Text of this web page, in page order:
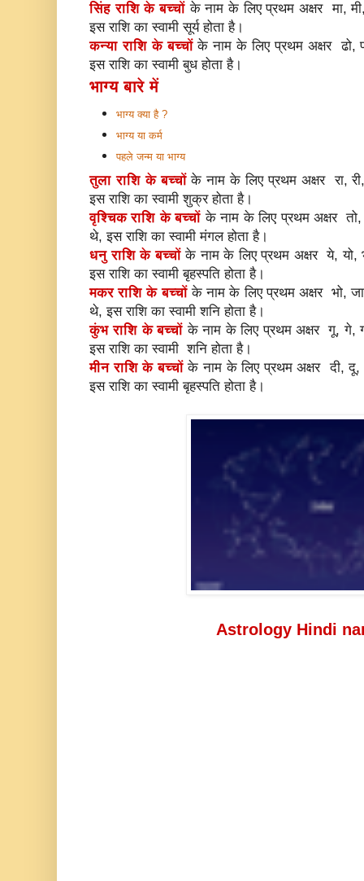
सिंह राशि के बच्चों के नाम के लिए प्रथम अक्षर मा,
इस राशि का स्वामी सूर्य होता है।
कन्या राशि के बच्चोंके नाम के लिए प्रथम अक्षर ढो,
इस राशि का स्वामी बुध होता है।
भाग्य बारे में
भाग्य क्या है ?
भाग्य या कर्म
पहले जन्म या भाग्य
तुला राशि के बच्चोंके नाम के लिए प्रथम अक्षर रा,
इस राशि का स्वामी शुक्र होता है।
वृश्चिक राशि के बच्चों के नाम के लिए प्रथम अक्षर तो,
थे, इस राशि का स्वामी मंगल होता है।
धनु राशि के बच्चोंके नाम के लिए प्रथम अक्षर ये, यो,
इस राशि का स्वामी बृहस्पति होता है।
मकर राशि के बच्चोंके नाम के लिए प्रथम अक्षर भो,
थे, इस राशि का स्वामी शनि होता है।
कुंभ राशि के बच्चों के नाम के लिए प्रथम अक्षर गू, गे,
इस राशि का स्वामी शनि होता है।
मीन राशि के बच्चोंके नाम के लिए प्रथम अक्षर दी,
इस राशि का स्वामी बृहस्पति होता है।
Astrology Hindi